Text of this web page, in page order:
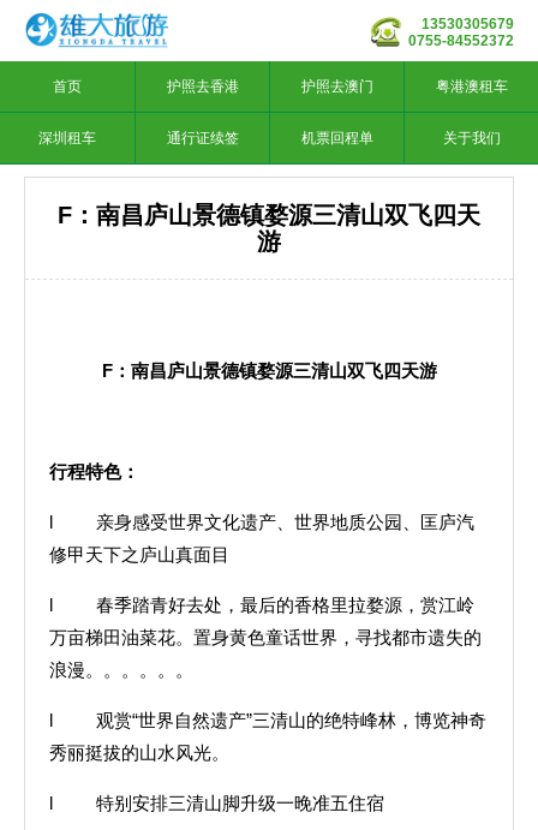
13530305679
0755-84552372
首页 护照去香港 护照去澳门 粤港澳租车
深圳租车 通行证续签 机票回程单 关于我们
F：南昌庐山景德镇婺源三清山双飞四天
游
F：南昌庐山景德镇婺源三清山双飞四天游
行程特色：
l 亲身感受世界文化遗产、世界地质公园、匡庐汽
修甲天下之庐山真面目
l 春季踏青好去处，最后的香格里拉婺源，赏江岭
万亩梯田油菜花。置身黄色童话世界，寻找都市遗失的
浪漫。。。。。。
l 观赏“世界自然遗产”三清山的绝特峰林，博览神奇
秀丽挺拔的山水风光。
l 特别安排三清山脚升级一晚准五住宿